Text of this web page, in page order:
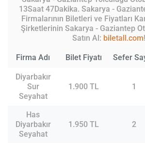
13Saat 47Dakika. Sakarya -
Firmalarının Biletleri ve Fiyatları
Şirketlerinin Sakarya - Gaziantep
Satın Al: biletall.com!
Firma Adı Bilet Fiyatı Sefer
Diyarbakır
Sur
Seyahat
1.900 TL 1
Has
Diyarbakır
Seyahat
1.950 TL 2